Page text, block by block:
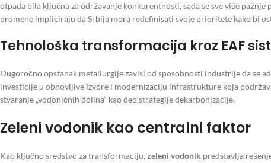
otpada bila ključna za održavanje konkurentnosti, sada se sve više
promene impliciraju da Srbija mora redefinisati svoje prioritete kako bi
Tehnološka transformacija kroz EAF
Dugoročno opstanak metallurgije zavisi od sposobnosti industrije da se
investicije u obnovljive izvore i modernizaciju infrastrukture koja
stvaranje „vodoničnih dolina“ kao deo strategije dekarbonizacije.
Zeleni vodonik kao centralni faktor
Kao ključno sredstvo za transformaciju, zeleni vodonik predstavlja